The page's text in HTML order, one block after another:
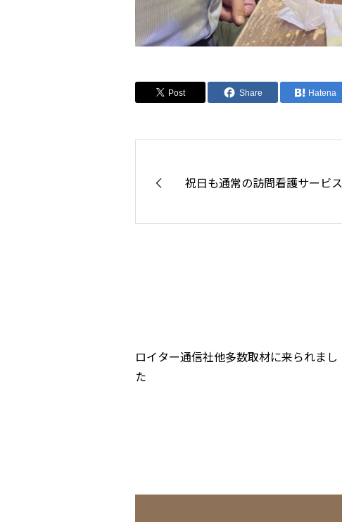
Post Share Hatena
祝日も通常の訪問看護サービス
ロイター通信社他多数取材に来られまし
た